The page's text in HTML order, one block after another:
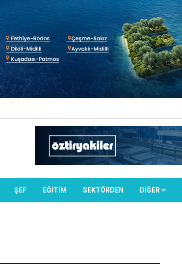
ŞEF EĞİTİM SEKTÖRDEN DIĞER